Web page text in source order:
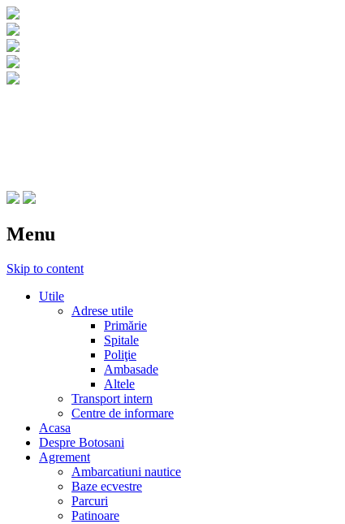
Menu
Skip to content
Utile
Adrese utile
Primărie
Spitale
Poliţie
Ambasade
Altele
Transport intern
Centre de informare
Acasa
Despre Botosani
Agrement
Ambarcatiuni nautice
Baze ecvestre
Parcuri
Patinoare